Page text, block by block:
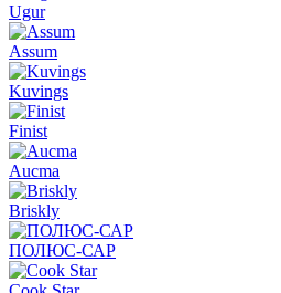
Ugur
Assum
Kuvings
Finist
Aucma
Briskly
ПОЛЮС-САР